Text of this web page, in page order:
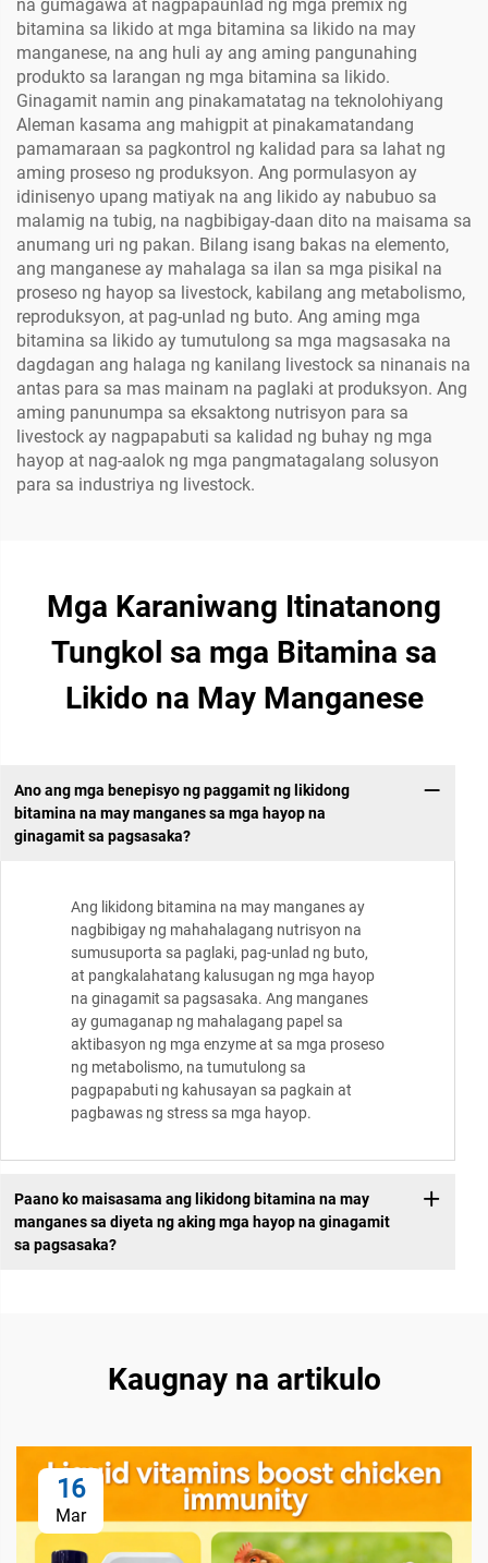
na gumagawa at nagpapaunlad ng mga premix ng
bitamina sa likido at mga bitamina sa likido na may
manganese, na ang huli ay ang aming pangunahing
produkto sa larangan ng mga bitamina sa likido.
Ginagamit namin ang pinakamatatag na teknolohiyang
Aleman kasama ang mahigpit at pinakamatandang
pamamaraan sa pagkontrol ng kalidad para sa lahat ng
aming proseso ng produksyon. Ang pormulasyon ay
idinisenyo upang matiyak na ang likido ay nabubuo sa
malamig na tubig, na nagbibigay-daan dito na maisama sa
anumang uri ng pakan. Bilang isang bakas na elemento,
ang manganese ay mahalaga sa ilan sa mga pisikal na
proseso ng hayop sa livestock, kabilang ang metabolismo,
reproduksyon, at pag-unlad ng buto. Ang aming mga
bitamina sa likido ay tumutulong sa mga magsasaka na
dagdagan ang halaga ng kanilang livestock sa ninanais na
antas para sa mas mainam na paglaki at produksyon. Ang
aming panunumpa sa eksaktong nutrisyon para sa
livestock ay nagpapabuti sa kalidad ng buhay ng mga
hayop at nag-aalok ng mga pangmatagalang solusyon
para sa industriya ng livestock.
Mga Karaniwang Itinatanong
Tungkol sa mga Bitamina sa
Likido na May Manganese
Ano ang mga benepisyo ng paggamit ng likidong
bitamina na may manganes sa mga hayop na
ginagamit sa pagsasaka?
Ang likidong bitamina na may manganes ay
nagbibigay ng mahahalagang nutrisyon na
sumusuporta sa paglaki, pag-unlad ng buto,
at pangkalahatang kalusugan ng mga hayop
na ginagamit sa pagsasaka. Ang manganes
ay gumaganap ng mahalagang papel sa
aktibasyon ng mga enzyme at sa mga proseso
ng metabolismo, na tumutulong sa
pagpapabuti ng kahusayan sa pagkain at
pagbawas ng stress sa mga hayop.
Paano ko maisasama ang likidong bitamina na may
manganes sa diyeta ng aking mga hayop na ginagamit
sa pagsasaka?
Kaugnay na artikulo
16
Mar